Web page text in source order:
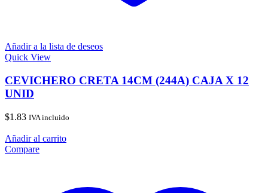
Añadir a la lista de deseos
Quick View
CEVICHERO CRETA 14CM (244A) CAJA X 12
UNID
$1.83 IVA incluido
Añadir al carrito
Compare